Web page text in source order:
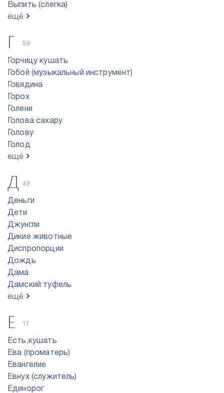
Выпить (слегка)
ещё
Г 59
Горчицу кушать
Гобой (музыкальный инструмент)
Говядина
Горох
Голени
Голова сахару
Голову
Голод
ещё
Д 49
Деньги
Дети
Джунгли
Дикие животные
Диспропорции
Дождь
Дама
Дамский туфель
ещё
Е 11
Есть,кушать
Ева (проматерь)
Евангелие
Евнух (служитель)
Единорог